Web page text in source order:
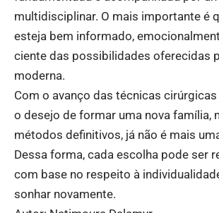
multidisciplinar. O mais importante é
esteja bem informado,
ciente das possibilidades oferecidas
moderna.
Com o avanço das técnicas
o desejo de formar uma nova família,
métodos definitivos, já não é mais
Dessa forma, cada escolha pode ser
com base no respeito à
sonhar novamente.